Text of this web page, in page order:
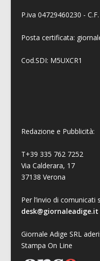
P.iva 04729460230 -
Posta certificata:
Cod.SDI: M5UXCR1
Redazione e Pubblicità:
T+39 335 762 7252
Via Calderara, 17
37138 Verona
Per l’invio di comunicati
desk@giornaleadige.it
Giornale Adige SRL
Stampa On Line